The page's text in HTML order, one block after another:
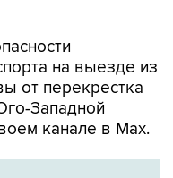
на выезде из
от перекрестка
Западной
канале в Мах.